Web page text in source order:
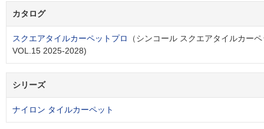
カタログ
スクエアタイルカーペットプロ
（シンコール スクエアタイルカー
VOL.15 2025-2028)
シリーズ
ナイロン タイルカーペット